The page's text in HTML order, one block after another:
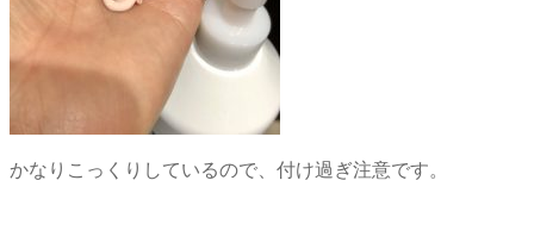
かなりこっくりしているので、付け過ぎ注意です。